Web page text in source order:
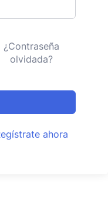
¿Contraseña
olvidada?
ahora